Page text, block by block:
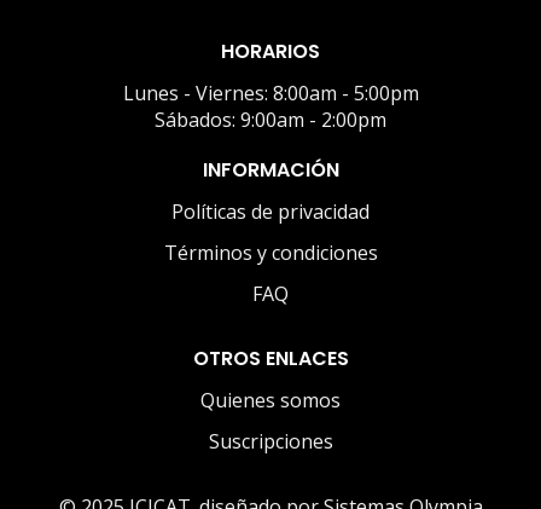
HORARIOS
Lunes - Viernes: 8:00am - 5:00pm
Sábados: 9:00am - 2:00pm
INFORMACIÓN
Políticas de privacidad
Términos y condiciones
FAQ
OTROS ENLACES
Quienes somos
Suscripciones